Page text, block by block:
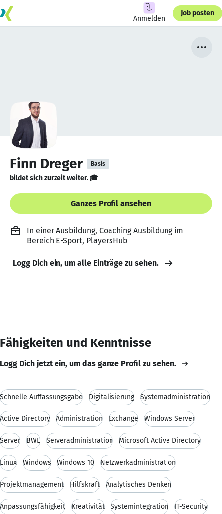
Anmelden
Job posten
Finn Dreger Basis
bildet sich zurzeit weiter. 🎓
Ganzes Profil ansehen
In einer Ausbildung, Coaching Ausbildung im
Bereich E-Sport, PlayersHub
Logg Dich ein, um alle Einträge zu sehen.
Fähigkeiten und Kenntnisse
Logg Dich jetzt ein, um das ganze Profil zu sehen.
Schnelle Auffassungsgabe Digitalisierung Systemadministration
Active Directory Administration Exchange Windows Server
Server BWL Serveradministration Microsoft Active Directory
Linux Windows Windows 10 Netzwerkadministration
Projektmanagement Hilfskraft Analytisches Denken
Anpassungsfähigkeit Kreativität Systemintegration IT-Security